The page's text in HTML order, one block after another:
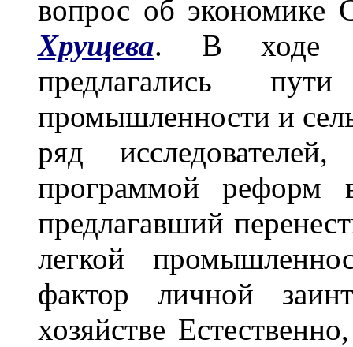
вопрос об
Хрущева. В ходе
предлагались
промышленности и
ряд
программой реформ
предлагавший
легкой
фактор личной
хозяйстве